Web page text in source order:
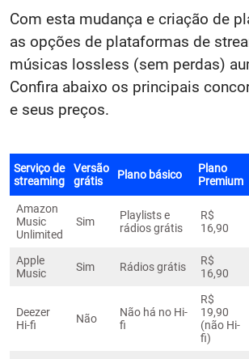
Com esta mudança e criação de
as opções de plataformas de
músicas lossless (sem perdas)
Confira abaixo os principais
e seus preços.
Serviço de
streaming
Versão
grátis
Plano básico
Plano
Premium
Amazon
Music
Unlimited
Sim
Playlists e
rádios grátis
R$
16,90
Apple
Music
Sim Rádios grátis
R$
16,90
Deezer
Hi-fi
Não
Não há no Hi-
fi
R$
19,90
(não Hi-
fi)